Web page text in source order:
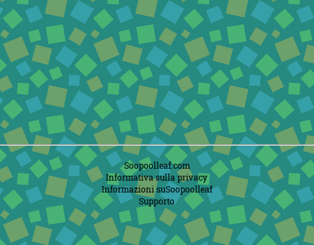
Soopoolleaf.com
Informativa sulla privacy
Informazioni suSoopoolleaf
Supporto